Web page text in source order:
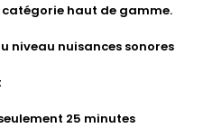
catégorie haut de gamme.
niveau nuisances sonores
25 minutes